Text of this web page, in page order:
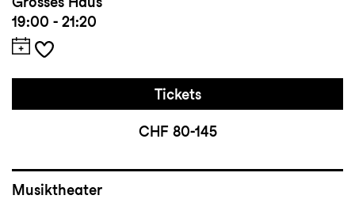
19:00 - 21:20
Tickets
CHF 80-145
Musiktheater